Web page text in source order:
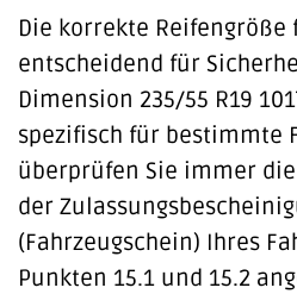
Die korrekte Reifengröße
entscheidend für
Dimension 235/55 R19
spezifisch für bestimmte
überprüfen Sie immer
der
(Fahrzeugschein) Ihres
Punkten 15.1 und 15.2